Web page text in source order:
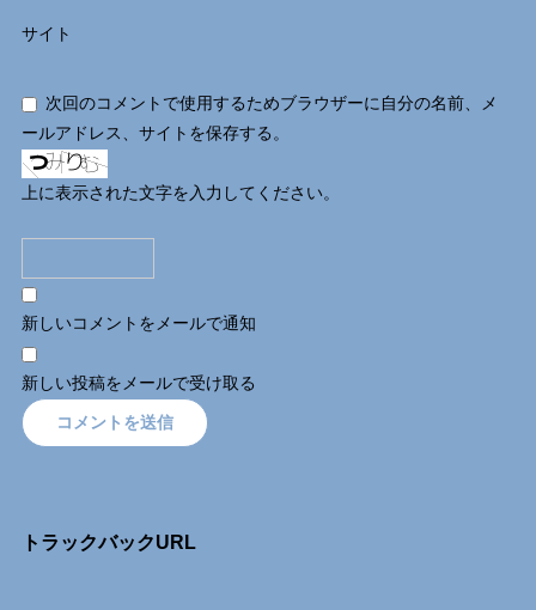
サイト
次回のコメントで使用するためブラウザーに自分の名前、メ
ールアドレス、サイトを保存する。
上に表示された文字を入力してください。
新しいコメントをメールで通知
新しい投稿をメールで受け取る
トラックバックURL